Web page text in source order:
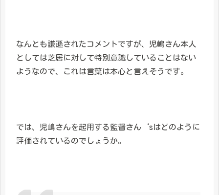
なんとも謙遜されたコメントですが、児嶋さん本人
としては芝居に対して特別意識していることはない
ようなので、これは言葉は本心と言えそうです。
では、児嶋さんを起用する監督さん‘sはどのように
評価されているのでしょうか。